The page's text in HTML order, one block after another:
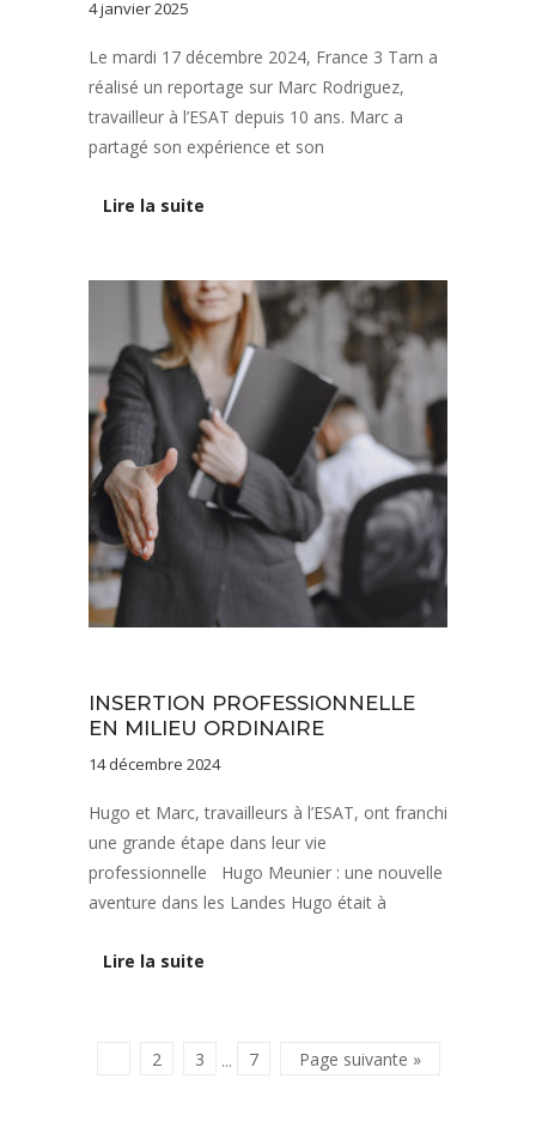
4 janvier 2025
Le mardi 17 décembre 2024, France 3 Tarn a
réalisé un reportage sur Marc Rodriguez,
travailleur à l’ESAT depuis 10 ans. Marc a
partagé son expérience et son
Lire la suite
INSERTION PROFESSIONNELLE
EN MILIEU ORDINAIRE
14 décembre 2024
Hugo et Marc, travailleurs à l’ESAT, ont franchi
une grande étape dans leur vie
professionnelle Hugo Meunier : une nouvelle
aventure dans les Landes Hugo était à
Lire la suite
2 3 ··· 7 Page suivante »